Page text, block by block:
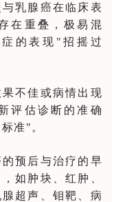
乳腺癌在临床表
在重叠，极易混
的表现"招摇过
不佳或病情出现
评估诊断的准确
准"。
预后与治疗的早
如肿块、红肿、
超声、钼靶、病